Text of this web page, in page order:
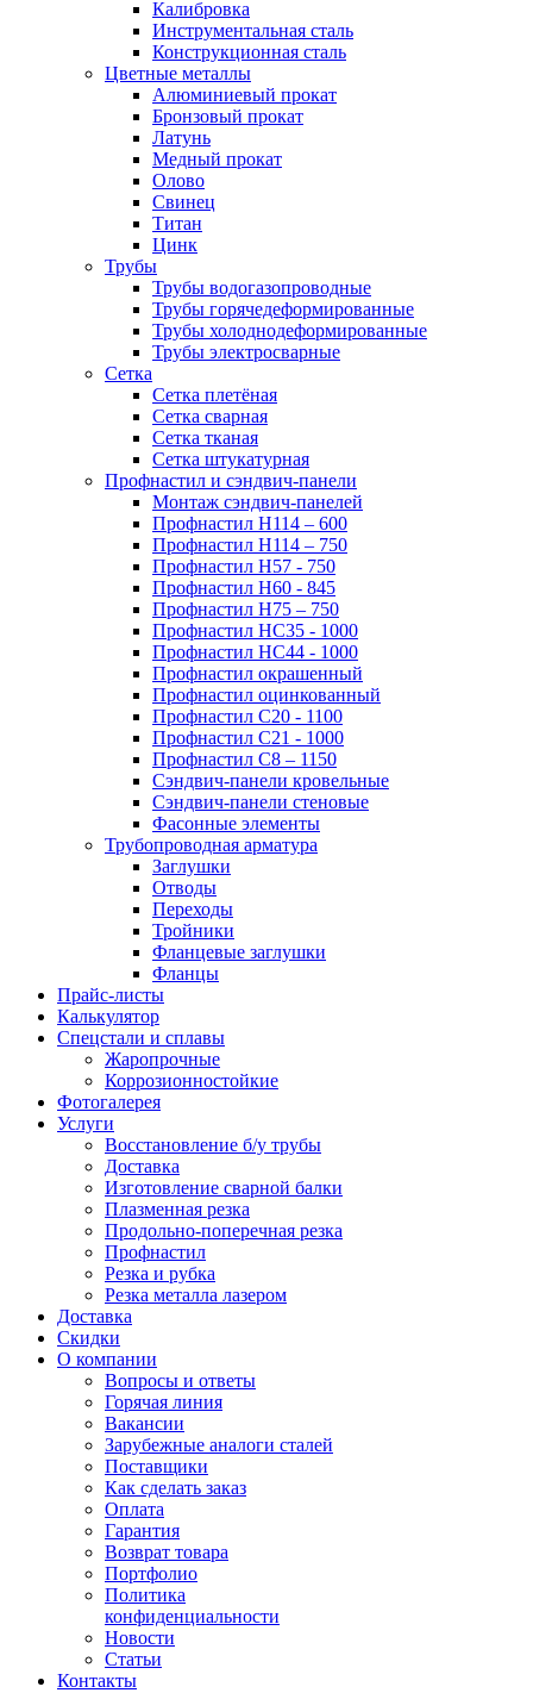
Калибровка
Инструментальная сталь
Конструкционная сталь
Цветные металлы
Алюминиевый прокат
Бронзовый прокат
Латунь
Медный прокат
Олово
Свинец
Титан
Цинк
Трубы
Трубы водогазопроводные
Трубы горячедеформированные
Трубы холоднодеформированные
Трубы электросварные
Сетка
Сетка плетёная
Сетка сварная
Сетка тканая
Сетка штукатурная
Профнастил и сэндвич-панели
Монтаж сэндвич-панелей
Профнастил Н114 – 600
Профнастил Н114 – 750
Профнастил Н57 - 750
Профнастил Н60 - 845
Профнастил Н75 – 750
Профнастил НС35 - 1000
Профнастил НС44 - 1000
Профнастил окрашенный
Профнастил оцинкованный
Профнастил С20 - 1100
Профнастил С21 - 1000
Профнастил С8 – 1150
Сэндвич-панели кровельные
Сэндвич-панели стеновые
Фасонные элементы
Трубопроводная арматура
Заглушки
Отводы
Переходы
Тройники
Фланцевые заглушки
Фланцы
Прайс-листы
Калькулятор
Спецстали и сплавы
Жаропрочные
Коррозионностойкие
Фотогалерея
Услуги
Восстановление б/у трубы
Доставка
Изготовление сварной балки
Плазменная резка
Продольно-поперечная резка
Профнастил
Резка и рубка
Резка металла лазером
Доставка
Скидки
О компании
Вопросы и ответы
Горячая линия
Вакансии
Зарубежные аналоги сталей
Поставщики
Как сделать заказ
Оплата
Гарантия
Возврат товара
Портфолио
Политика
конфиденциальности
Новости
Статьи
Контакты